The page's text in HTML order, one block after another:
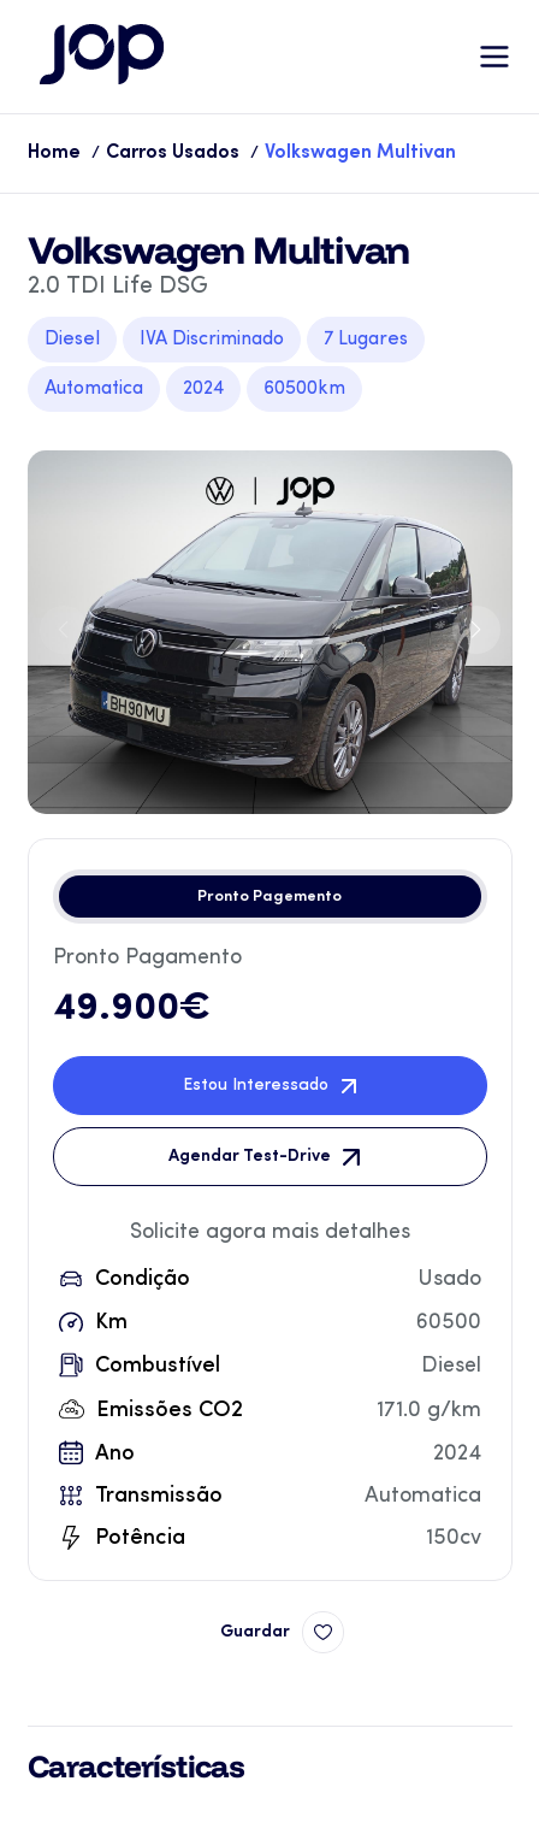
Home / Carros Usados / Volkswagen Multivan
Volkswagen Multivan
2.0 TDI Life DSG
Diesel IVA Discriminado 7 Lugares
Automatica 2024 60500km
Pronto Pagemento
Pronto Pagamento
49.900€
Estou Interessado
Agendar Test-Drive
Solicite agora mais detalhes
Condição
Usado
Km
60500
Combustível
Diesel
Emissões CO2
171.0 g/km
Ano
2024
Transmissão
Automatica
Potência
150cv
Guardar
Características